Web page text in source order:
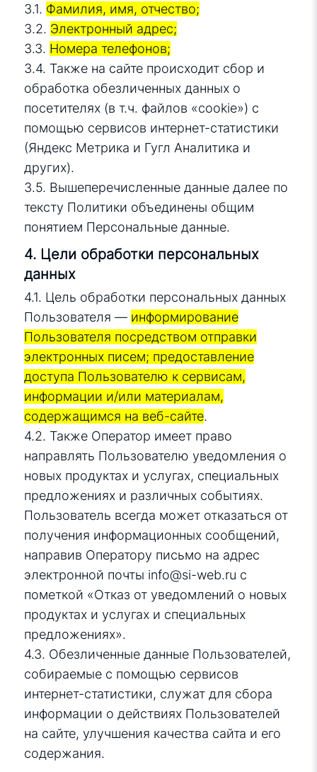
3.1. Фамилия, имя, отчество;
3.2. Электронный адрес;
3.3. Номера телефонов;
3.4. Также на сайте происходит сбор и
обработка обезличенных данных о
посетителях (в т.ч. файлов «cookie») с
помощью сервисов интернет-статистики
(Яндекс Метрика и Гугл Аналитика и
других).
3.5. Вышеперечисленные данные далее по
тексту Политики объединены общим
понятием Персональные данные.
4. Цели обработки персональных
данных
4.1. Цель обработки персональных данных
Пользователя — информирование
Пользователя посредством отправки
электронных писем; предоставление
доступа Пользователю к сервисам,
информации и/или материалам,
содержащимся на веб-сайте.
4.2. Также Оператор имеет право
направлять Пользователю уведомления о
новых продуктах и услугах, специальных
предложениях и различных событиях.
Пользователь всегда может отказаться от
получения информационных сообщений,
направив Оператору письмо на адрес
электронной почты info@si-web.ru с
пометкой «Отказ от уведомлений о новых
продуктах и услугах и специальных
предложениях».
4.3. Обезличенные данные Пользователей,
собираемые с помощью сервисов
интернет-статистики, служат для сбора
информации о действиях Пользователей
на сайте, улучшения качества сайта и его
содержания.